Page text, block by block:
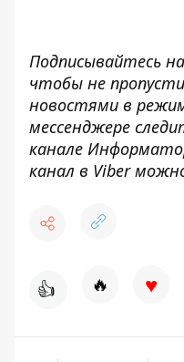
Подписывайтесь
чтобы не
новостями в
мессенджере
канале
канал в Viber
👍 🔥 ♥